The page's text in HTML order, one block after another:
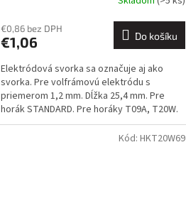
€0,86 bez DPH
€1,06 Do košíku
Elektródová svorka sa označuje aj ako
svorka. Pre volfrámovú elektródu s
priemerom 1,2 mm. Dĺžka 25,4 mm. Pre
horák STANDARD. Pre horáky T09A, T20W.
ref.: 701.0254 Detaily sú...
Kód: HKT20W69